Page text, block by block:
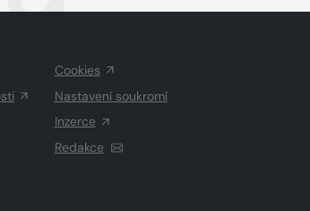
Cookies
Nastavení soukromí
Inzerce
Redakce